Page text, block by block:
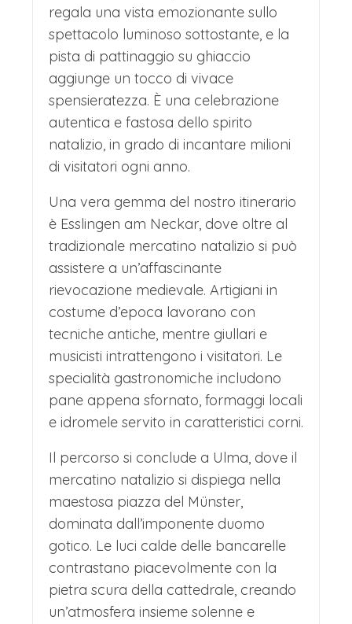
regala una vista emozionante sullo
spettacolo luminoso sottostante, e la
pista di pattinaggio su ghiaccio
aggiunge un tocco di vivace
spensieratezza. È una celebrazione
autentica e fastosa dello spirito
natalizio, in grado di incantare milioni
di visitatori ogni anno.
Una vera gemma del nostro itinerario
è Esslingen am Neckar, dove oltre al
tradizionale mercatino natalizio si può
assistere a un’affascinante
rievocazione medievale. Artigiani in
costume d’epoca lavorano con
tecniche antiche, mentre giullari e
musicisti intrattengono i visitatori. Le
specialità gastronomiche includono
pane appena sfornato, formaggi locali
e idromele servito in caratteristici corni.
Il percorso si conclude a Ulma, dove il
mercatino natalizio si dispiega nella
maestosa piazza del Münster,
dominata dall’imponente duomo
gotico. Le luci calde delle bancarelle
contrastano piacevolmente con la
pietra scura della cattedrale, creando
un’atmosfera insieme solenne e